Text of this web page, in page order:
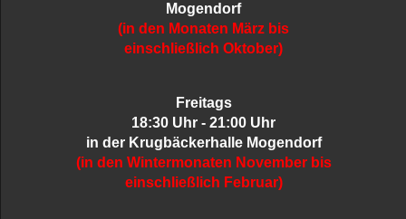
Mogendorf
(in den Monaten März bis
einschließlich Oktober)
Freitags
18:30 Uhr - 21:00 Uhr
in der Krugbäckerhalle Mogendorf
(in den Wintermonaten November bis
einschließlich Februar)